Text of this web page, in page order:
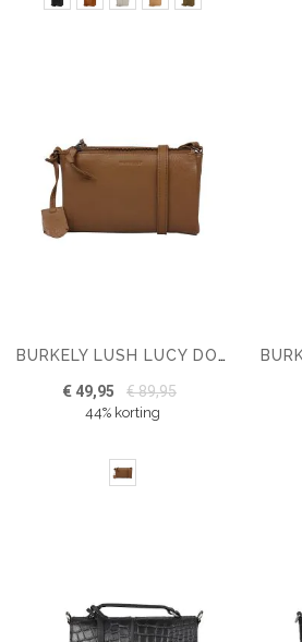
BURKELY LUSH LUCY DOUBLE ZIP CROSSBODY
€ 49,95 € 89,95
44% korting